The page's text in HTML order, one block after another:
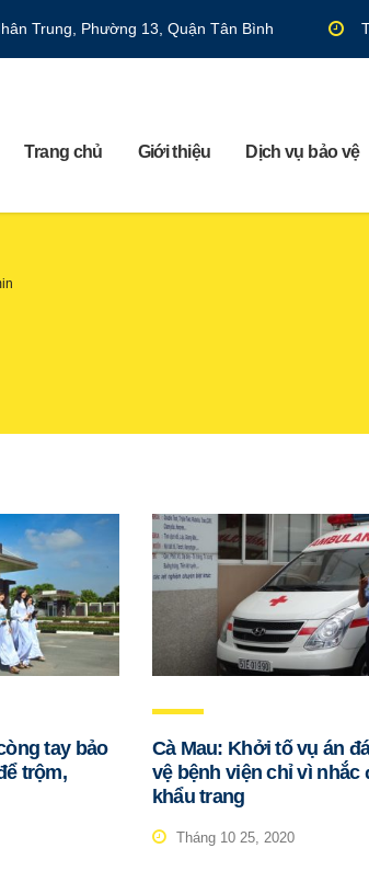
Trung, Phường 13, Quận Tân Bình
Trang chủ Giới thiệu Dịch vụ bảo vệ
tay bảo
trộm,
Cà Mau: Khởi tố vụ án
vệ bệnh viện chỉ vì nhắc
khẩu trang
Tháng 10 25, 2020